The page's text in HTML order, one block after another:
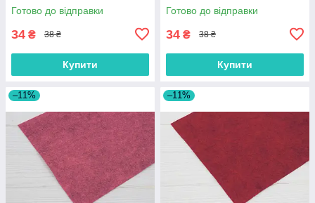
Готово до відправки
34 ₴ 38 ₴
Купити
Готово до відправки
34 ₴ 38 ₴
Купити
–11% –11%